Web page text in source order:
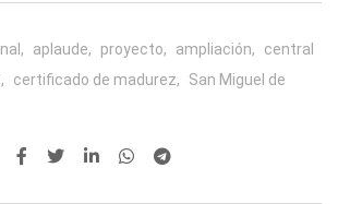
aplaude, proyecto, ampliación,
central
certificado de madurez,
San Miguel de